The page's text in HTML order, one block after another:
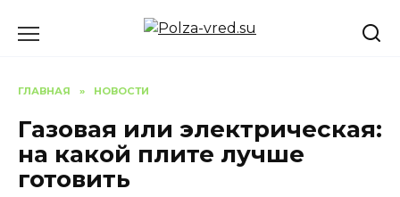
ГЛАВНАЯ » НОВОСТИ
Газовая или электрическая:
на какой плите лучше
готовить